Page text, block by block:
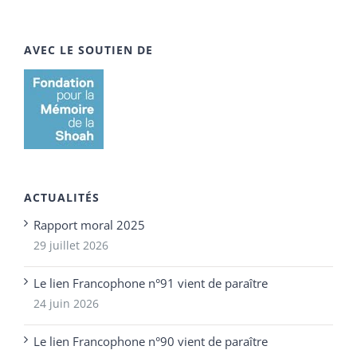
AVEC LE SOUTIEN DE
ACTUALITÉS
Rapport moral 2025
29 juillet 2026
Le lien Francophone n°91 vient de paraître
24 juin 2026
Le lien Francophone n°90 vient de paraître